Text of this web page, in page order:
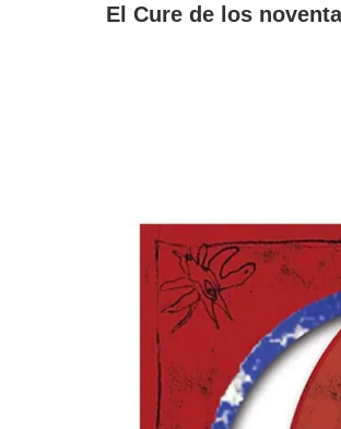
El Cure de los